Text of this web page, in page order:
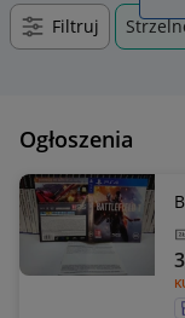
Filtruj
Ogłoszenia
3